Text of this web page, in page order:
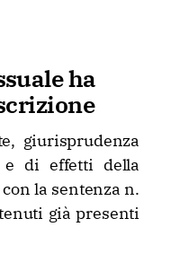
ha
giurisprudenza
e di effetti della
la sentenza n.
già presenti